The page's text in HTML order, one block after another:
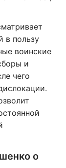
в пользу
воинские
и
чего
о